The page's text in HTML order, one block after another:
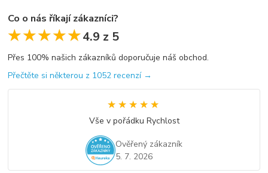
Co o nás říkají zákazníci?
★★★★★
★★★★★4.9 z 5
Přes 100% našich zákazníků doporučuje náš obchod.
Přečtěte si některou z 1052 recenzí →
★★★★★
★★★★★
Vše v pořádku Rychlost
Ověřený zákazník
5. 7. 2026